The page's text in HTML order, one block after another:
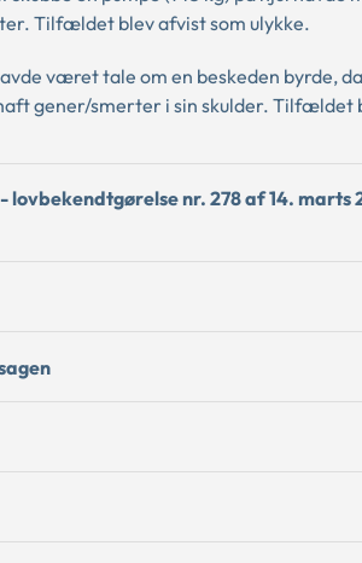
Tilfældet blev afvist som ulykke.
været tale om en beskeden byrde,
gener/smerter i sin skulder. Tilfældet
lovbekendtgørelse nr. 278 af 14. marts